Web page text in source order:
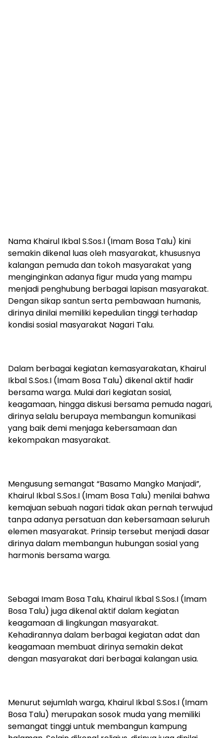
Nama Khairul Ikbal S.Sos.I (Imam Bosa Talu) kini
semakin dikenal luas oleh masyarakat, khususnya
kalangan pemuda dan tokoh masyarakat yang
menginginkan adanya figur muda yang mampu
menjadi penghubung berbagai lapisan masyarakat.
Dengan sikap santun serta pembawaan humanis,
dirinya dinilai memiliki kepedulian tinggi terhadap
kondisi sosial masyarakat Nagari Talu.
Dalam berbagai kegiatan kemasyarakatan, Khairul
Ikbal S.Sos.I (Imam Bosa Talu) dikenal aktif hadir
bersama warga. Mulai dari kegiatan sosial,
keagamaan, hingga diskusi bersama pemuda nagari,
dirinya selalu berupaya membangun komunikasi
yang baik demi menjaga kebersamaan dan
kekompakan masyarakat.
Mengusung semangat “Basamo Mangko Manjadi”,
Khairul Ikbal S.Sos.I (Imam Bosa Talu) menilai bahwa
kemajuan sebuah nagari tidak akan pernah terwujud
tanpa adanya persatuan dan kebersamaan seluruh
elemen masyarakat. Prinsip tersebut menjadi dasar
dirinya dalam membangun hubungan sosial yang
harmonis bersama warga.
Sebagai Imam Bosa Talu, Khairul Ikbal S.Sos.I (Imam
Bosa Talu) juga dikenal aktif dalam kegiatan
keagamaan di lingkungan masyarakat.
Kehadirannya dalam berbagai kegiatan adat dan
keagamaan membuat dirinya semakin dekat
dengan masyarakat dari berbagai kalangan usia.
Menurut sejumlah warga, Khairul Ikbal S.Sos.I (Imam
Bosa Talu) merupakan sosok muda yang memiliki
semangat tinggi untuk membangun kampung